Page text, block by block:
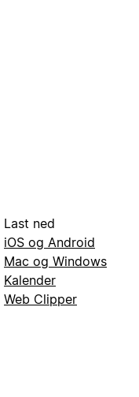
Last ned
iOS og Android
Mac og Windows
Kalender
Web Clipper